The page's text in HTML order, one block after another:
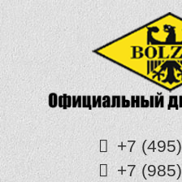
+7 (495)
+7 (985)